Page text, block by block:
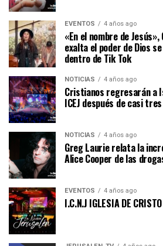
EVENTOS 4 años ago
«En el nombre de
exalta el poder de Dios
dentro de Tik Tok
NOTICIAS 4 años ago
Cristianos regresarán a
ICEJ después de casi
NOTICIAS 4 años ago
Greg Laurie relata la
Alice Cooper de las
EVENTOS 4 años ago
I.C.N.J IGLESIA DE